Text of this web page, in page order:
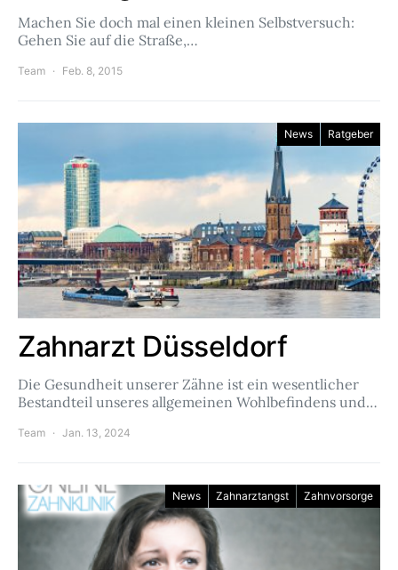
Machen Sie doch mal einen kleinen Selbstversuch:
Gehen Sie auf die Straße,…
Team Feb. 8, 2015
News Ratgeber
Zahnarzt Düsseldorf
Die Gesundheit unserer Zähne ist ein wesentlicher
Bestandteil unseres allgemeinen Wohlbefindens und…
Team Jan. 13, 2024
News Zahnarztangst Zahnvorsorge